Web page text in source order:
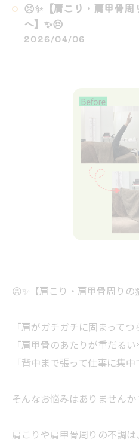
😣✨【肩こり・肩甲骨
へ】✨😣
2026/04/06
😣✨【肩こり・肩甲骨周り
「肩がガチガチに固まってつ
「肩甲骨のあたりが重だるい
「背中まで張って仕事に集中
そんなお悩みはありませんか
肩こりや肩甲骨周りの不調は、